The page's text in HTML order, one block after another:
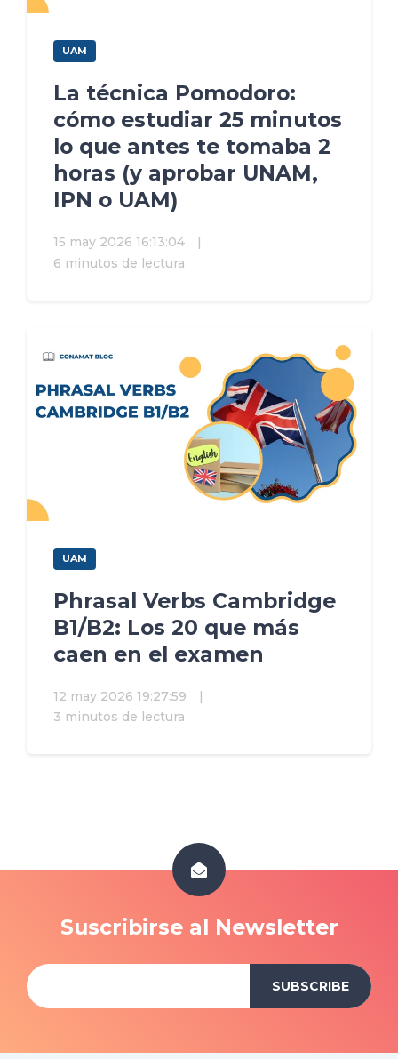
UAM
La técnica Pomodoro:
cómo estudiar 25 minutos
lo que antes te tomaba 2
horas (y aprobar UNAM,
IPN o UAM)
15 may 2026 16:13:04
|
6 minutos de lectura
UAM
Phrasal Verbs Cambridge
B1/B2: Los 20 que más
caen en el examen
12 may 2026 19:27:59
|
3 minutos de lectura
Suscribirse al Newsletter